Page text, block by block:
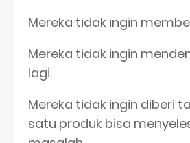
Mereka tidak ingin
Mereka tidak ingin
lagi.
Mereka tidak ingin diberi
satu produk bisa